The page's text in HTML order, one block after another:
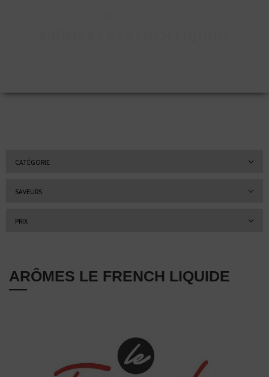
CATÉGORIE
SAVEURS
PRIX
ARÔMES LE FRENCH LIQUIDE